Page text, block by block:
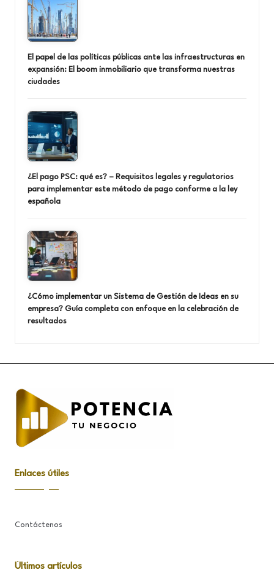
El papel de las políticas públicas ante las infraestructuras en
expansión: El boom inmobiliario que transforma nuestras
ciudades
¿El pago PSC: qué es? – Requisitos legales y regulatorios
para implementar este método de pago conforme a la ley
española
¿Cómo implementar un Sistema de Gestión de Ideas en su
empresa? Guía completa con enfoque en la celebración de
resultados
Enlaces útiles
Contáctenos
Últimos artículos